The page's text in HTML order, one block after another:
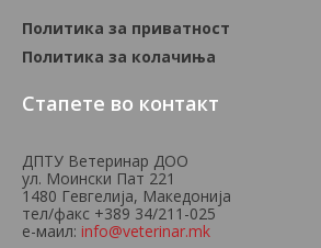
Политика за приватност
Политика за колачиња
Стапете во контакт
ДПТУ Ветеринар ДОО
ул. Моински Пат 221
1480 Гевгелија, Македонија
тел/факс +389 34/211-025
е-маил: info@veterinar.mk